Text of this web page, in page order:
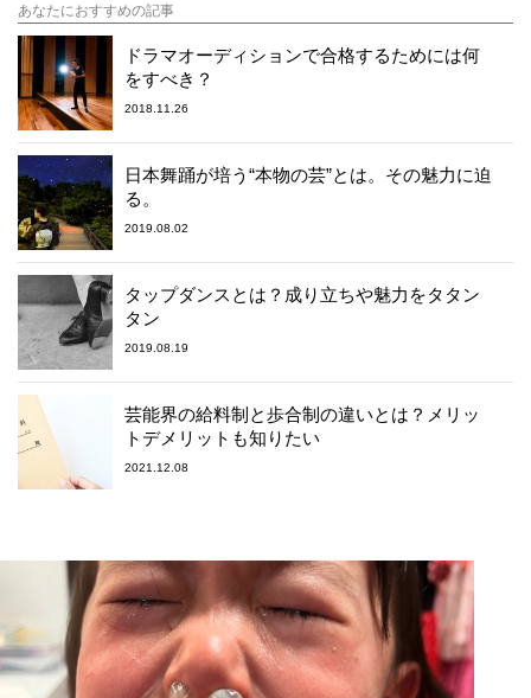
あなたにおすすめの記事
ドラマオーディションで合格するためには何
をすべき？
2018.11.26
日本舞踊が培う“本物の芸”とは。その魅力に迫
る。
2019.08.02
タップダンスとは？成り立ちや魅力をタタン
タン
2019.08.19
芸能界の給料制と歩合制の違いとは？メリッ
トデメリットも知りたい
2021.12.08